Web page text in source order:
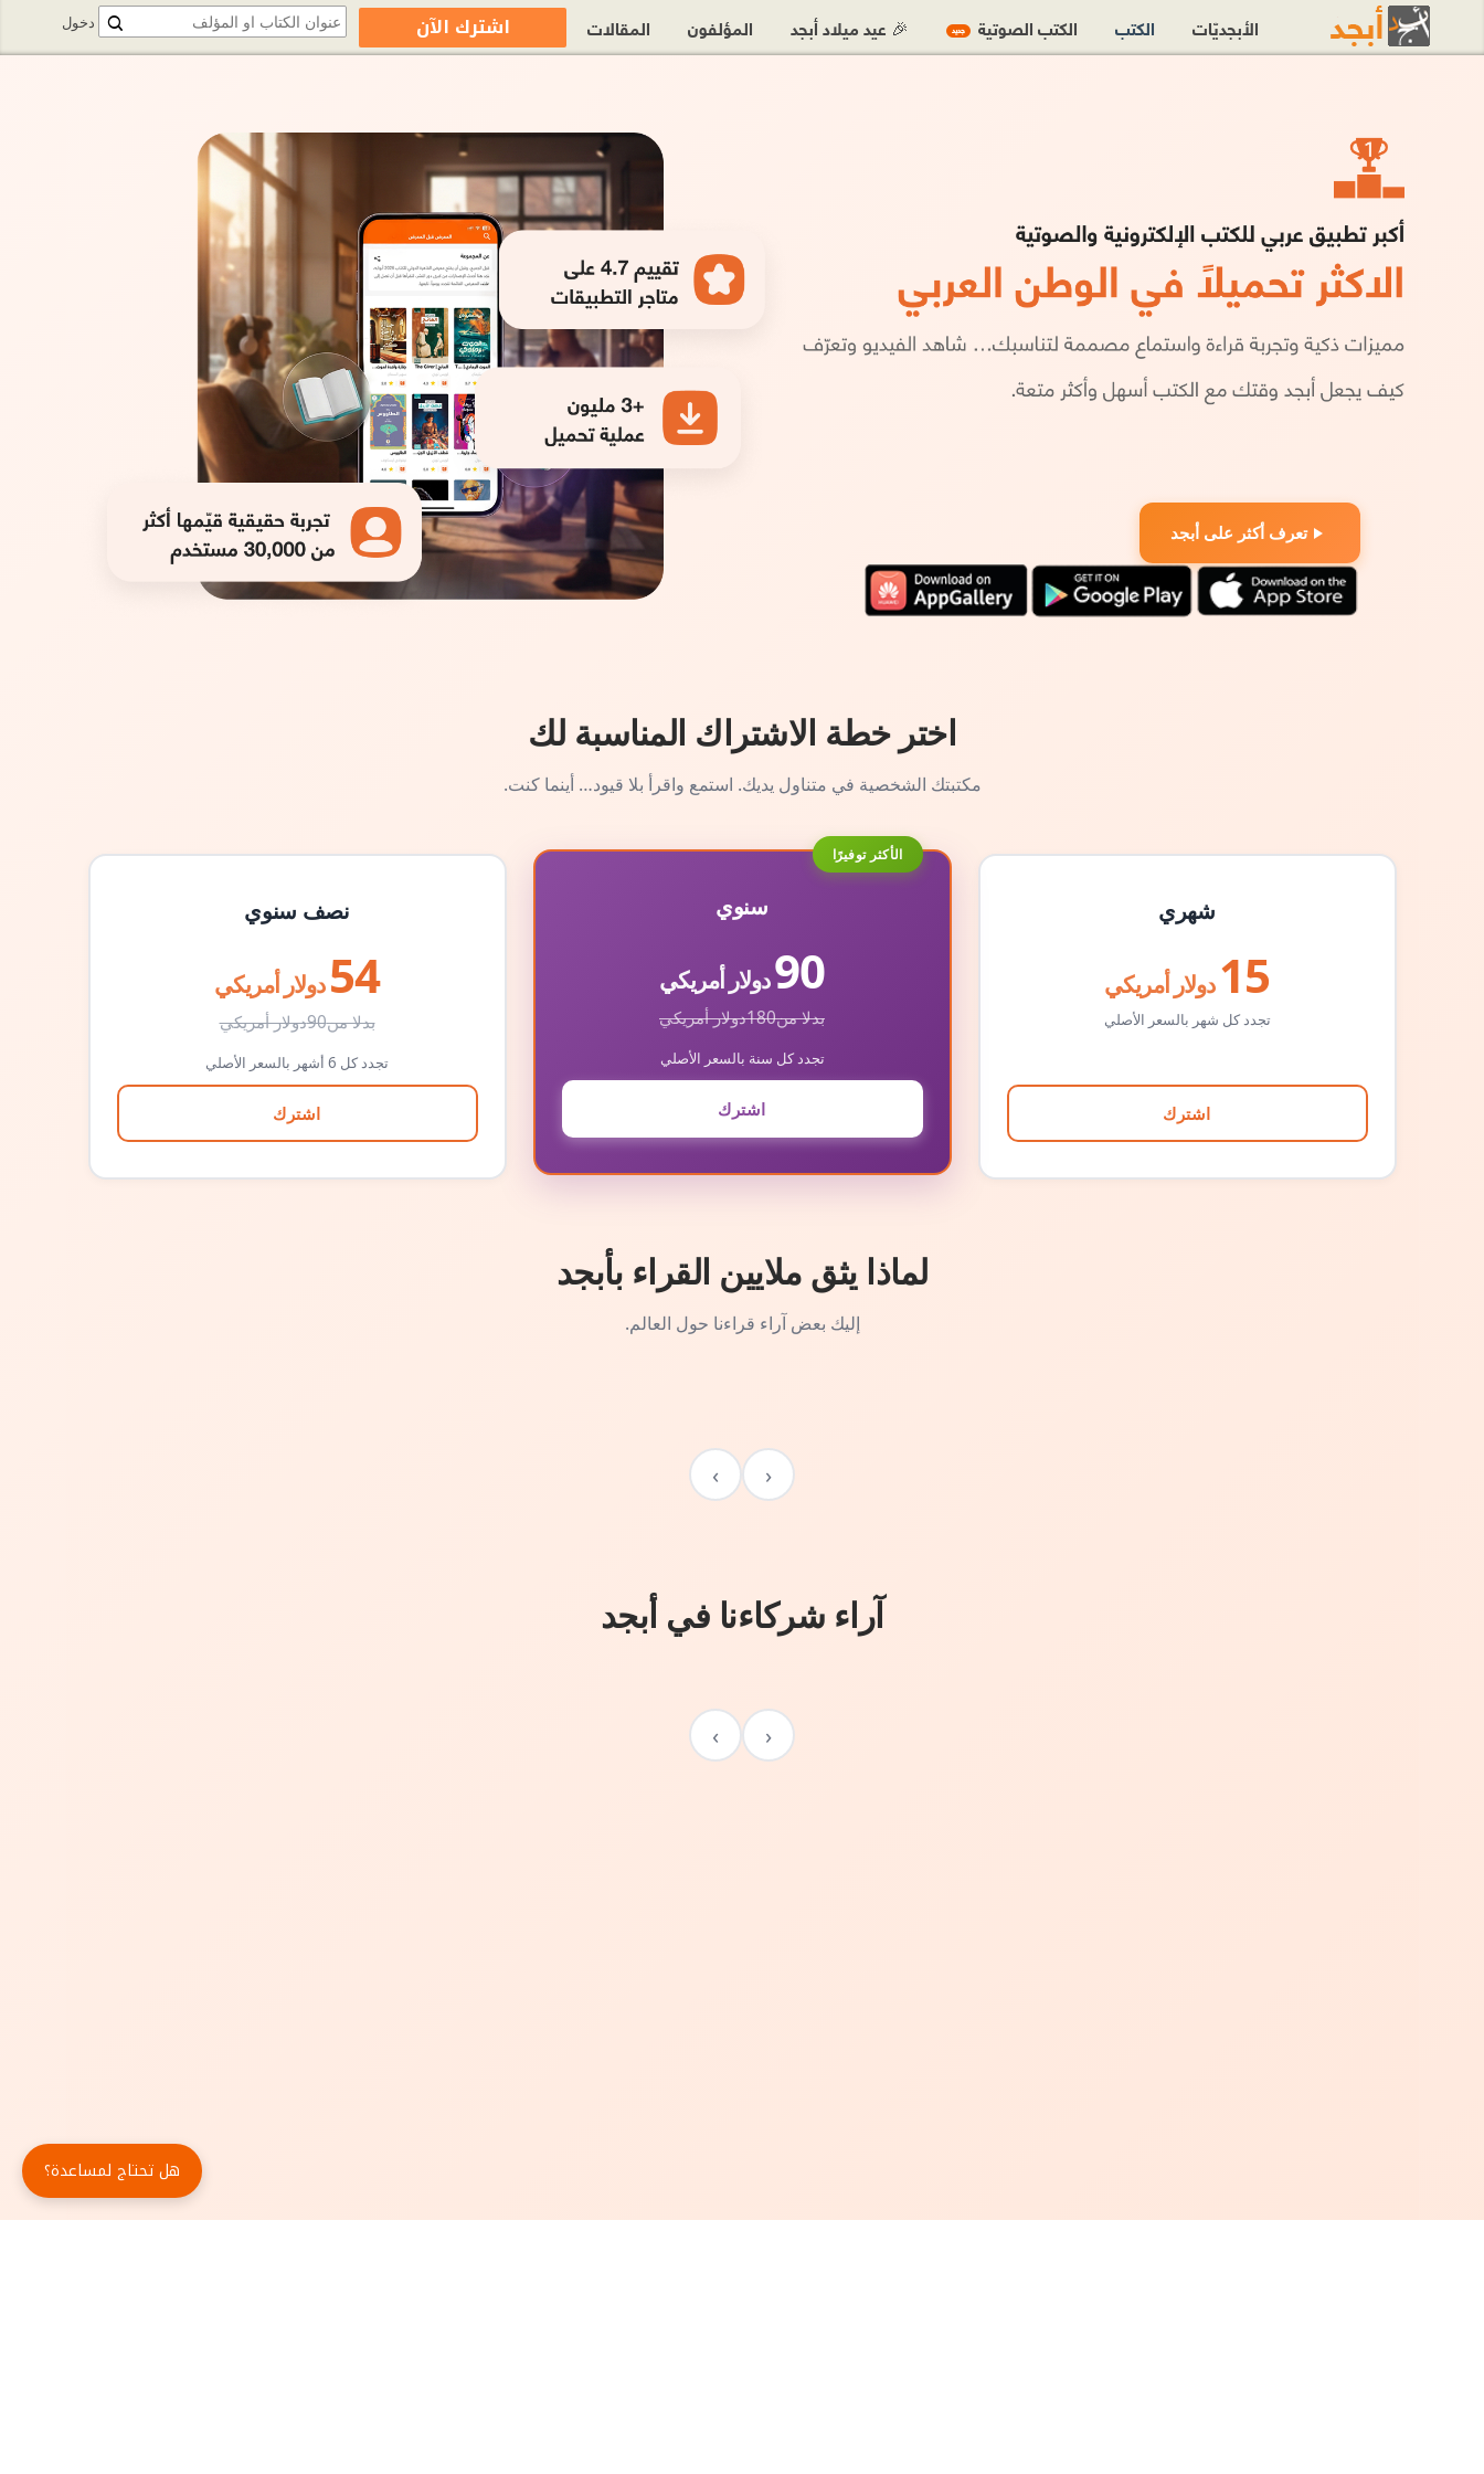
تعرف أكثر على أبجد
اختر خطة الاشتراك المناسبة لك
مكتبتك الشخصية في متناول يديك. استمع واقرأ بلا قيود… أينما كنت.
شهري
15 دولار أمريكي
تجدد كل شهر بالسعر الأصلي
اشترك
الأكثر توفيرًا
سنوي
90دولار أمريكي
بدلا من180دولار أمريكي
تجدد كل سنة بالسعر الأصلي
اشترك
نصف سنوي
54 دولار أمريكي
بدلا من90دولار أمريكي
تجدد كل 6 أشهر بالسعر الأصلي
اشترك
لماذا يثق ملايين القراء بأبجد
إليك بعض آراء قراءنا حول العالم.
‹
›
آراء شركاءنا في أبجد
‹
›
دخول الأبجديّات الكتب الكتب الصوتية جديد 🎉 عيد ميلاد أبجد المؤلفون المقالات اشترك الآن
هل تحتاج لمساعدة؟